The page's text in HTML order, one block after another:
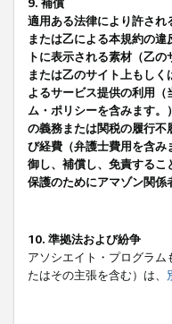
9. 補償
適用ある法律により許さ
または乙による本規約の
トに表示される素材（乙
または乙のサイト上もし
よるサービス提供の利用
ム・ポリシーを含みます
の義務または関税の履行不
び経費（弁護士費用を含
御し、補償し、免責する
保護のためにアマゾン関
10. 準拠法および紛争
アソシエイト・プログラ
たはその主張を含む）は、